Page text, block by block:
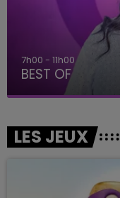
7h00 - 11h00
BEST OF
LES JEUX